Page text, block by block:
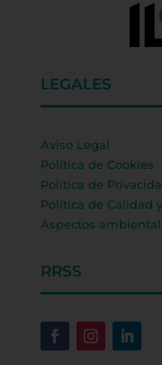
LEGALES
Aviso Legal
Política de Cookies
Política de
Política de Calidad
Aspectos
RRSS